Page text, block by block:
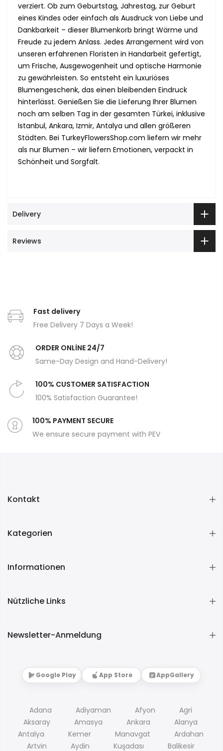
verziert. Ob zum Geburtstag, Jahrestag, zur Geburt
eines Kindes oder einfach als Ausdruck von Liebe und
Dankbarkeit – dieser Blumenkorb bringt Wärme und
Freude zu jedem Anlass. Jedes Arrangement wird von
unseren erfahrenen Floristen in Handarbeit gefertigt,
um Frische, Ausgewogenheit und optische Harmonie
zu gewährleisten. So entsteht ein luxuriöses
Blumengeschenk, das einen bleibenden Eindruck
hinterlässt. Genießen Sie die Lieferung Ihrer Blumen
noch am selben Tag in der gesamten Türkei, inklusive
Istanbul, Ankara, Izmir, Antalya und allen größeren
Städten. Bei TurkeyFlowersShop.com liefern wir mehr
als nur Blumen – wir liefern Emotionen, verpackt in
Schönheit und Sorgfalt.
Delivery
Reviews
Fast delivery
Free Delivery 7 Days a Week!
ORDER ONLİNE 24/7
Same-Day Design and Hand-Delivery!
100% CUSTOMER SATISFACTION
100% Satisfaction Guarantee!
100% PAYMENT SECURE
We ensure secure payment with PEV
Kontakt
Kategorien
Informationen
Nützliche Links
Newsletter-Anmeldung
Google Play App Store AppGallery
Adana Adiyaman Afyon
Agri
Aksaray
Amasya Ankara
Alanya
Antalya
Kemer Manavgat
Ardahan
Artvin
Aydin Kuşadası Balikesir